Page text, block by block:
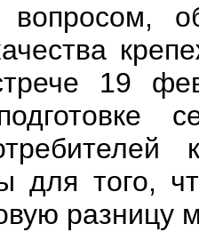
19
для того,
разницу